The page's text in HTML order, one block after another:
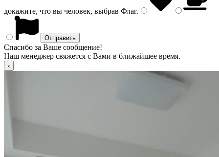
докажите, что вы человек, выбрав Флаг.
Спасибо за Ваше сообщение!
Наш менеджер свяжется с Вами в ближайшее время.